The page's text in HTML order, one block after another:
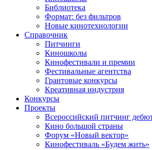
Библиотека
Формат: без фильтров
Новые кинотехнологии
Справочник
Питчинги
Киношколы
Кинофестивали и премии
Фестивальные агентства
Грантовые конкурсы
Креативная индустрия
Конкурсы
Проекты
Всероссийский питчинг
Кино большой страны
Форум «Новый вектор»
Кинофестиваль «Будем жить»